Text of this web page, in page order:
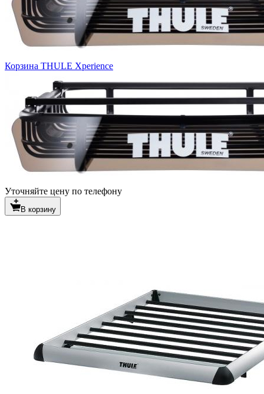
Корзина THULE Xperience
Уточняйте цену по телефону
В корзину